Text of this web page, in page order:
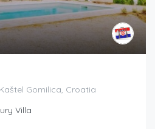
Gomilica, Croatia
Villa